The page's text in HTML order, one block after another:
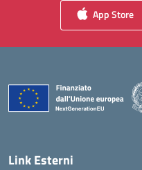
App Store
Link Esterni